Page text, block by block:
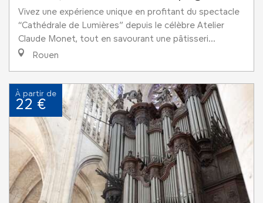
Vivez une expérience unique en profitant du spectacle
“Cathédrale de Lumières” depuis le célèbre Atelier
Claude Monet, tout en savourant une pâtisseri...
Rouen
À partir de
22 €